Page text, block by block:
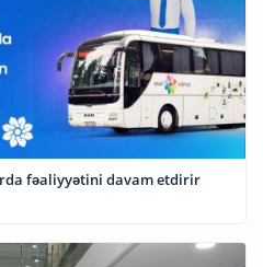
fəaliyyətini davam etdirir